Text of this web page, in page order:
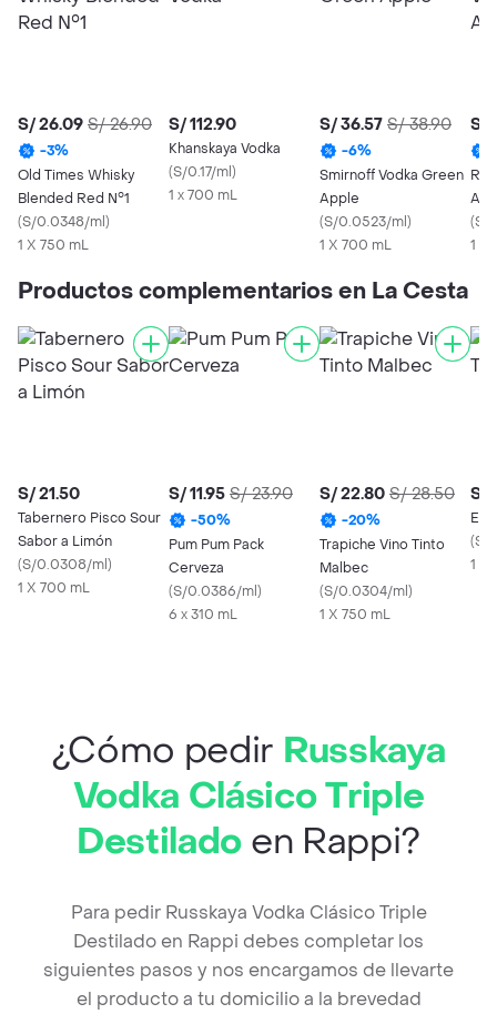
S/ 26.09 S/ 26.90
-3%
Old Times Whisky
Blended Red N°1
(S/0.0348/ml)
1 X 750 mL
S/ 112.90
Khanskaya Vodka
(S/0.17/ml)
1 x 700 mL
S/ 36.57 S/ 38.90
-6%
Smirnoff Vodka Green
Apple
(S/0.0523/ml)
1 X 700 mL
S/
(S/
1 X
Productos complementarios en La Cesta
S/ 21.50
Tabernero Pisco Sour
Sabor a Limón
(S/0.0308/ml)
1 X 700 mL
S/ 11.95 S/ 23.90
-50%
Pum Pum Pack
Cerveza
(S/0.0386/ml)
6 x 310 mL
S/ 22.80 S/ 28.50
-20%
Trapiche Vino Tinto
Malbec
(S/0.0304/ml)
1 X 750 mL
S/
(S/
1 X
¿Cómo pedir Russkaya
Vodka Clásico Triple
Destilado en Rappi?
Para pedir Russkaya Vodka Clásico Triple
Destilado en Rappi debes completar los
siguientes pasos y nos encargamos de llevarte
el producto a tu domicilio a la brevedad